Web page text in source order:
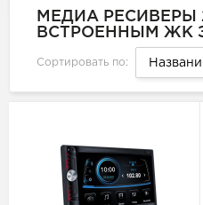
МЕДИА РЕСИВЕРЫ
ВСТРОЕННЫМ ЖК
Сортировать по: